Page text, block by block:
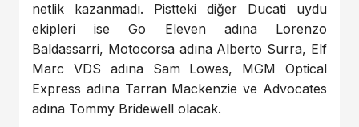
netlik kazanmadı. Pistteki diğer Ducati uydu
ekipleri ise Go Eleven adına Lorenzo
Baldassarri, Motocorsa adına Alberto Surra, Elf
Marc VDS adına Sam Lowes, MGM Optical
Express adına Tarran Mackenzie ve Advocates
adına Tommy Bridewell olacak.